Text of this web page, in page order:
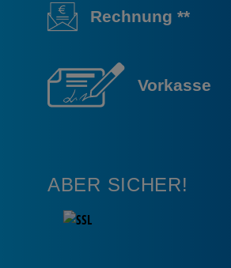
Rechnung **
Vorkasse
ABER SICHER!